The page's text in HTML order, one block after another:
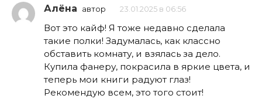
Алёна автор 23.01.2025 в 06:56
Вот это кайф! Я тоже недавно сделала
такие полки! Задумалась, как классно
обставить комнату, и взялась за дело.
Купила фанеру, покрасила в яркие цвета, и
теперь мои книги радуют глаз!
Рекомендую всем, это того стоит!